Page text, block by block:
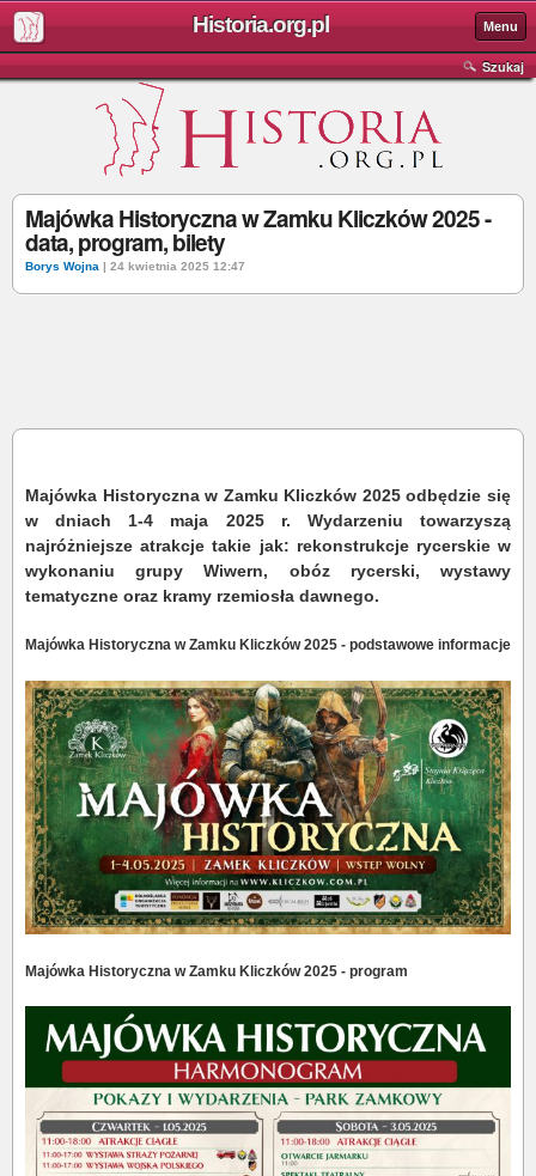
Historia.org.pl Menu
Szukaj
Majówka Historyczna w Zamku Kliczków 2025 -
data, program, bilety
Borys Wojna | 24 kwietnia 2025 12:47
Majówka Historyczna w Zamku Kliczków 2025 odbędzie się
w dniach 1-4 maja 2025 r. Wydarzeniu towarzyszą
najróżniejsze atrakcje takie jak: rekonstrukcje rycerskie w
wykonaniu grupy Wiwern, obóz rycerski, wystawy
tematyczne oraz kramy rzemiosła dawnego.
Majówka Historyczna w Zamku Kliczków 2025 - podstawowe informacje
Majówka Historyczna w Zamku Kliczków 2025 - program